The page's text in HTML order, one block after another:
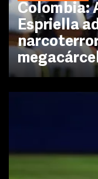
Colombia:
Espriella